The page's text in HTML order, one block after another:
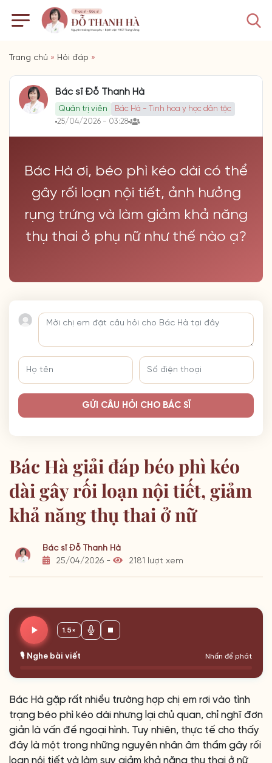
Trang chủ » Hỏi đáp »
Bác sĩ Đỗ Thanh Hà
Quản trị viên
Bác Hà - Tinh hoa y học dân tộc
25/04/2026 - 03:28
Bác Hà ơi, béo phì kéo dài có thể
gây rối loạn nội tiết, ảnh hưởng
rụng trứng và làm giảm khả năng
thụ thai ở phụ nữ như thế nào ạ?
GỬI CÂU HỎI CHO BÁC SĨ
Bác Hà giải đáp béo phì kéo
dài gây rối loạn nội tiết, giảm
khả năng thụ thai ở nữ
Bác sĩ Đỗ Thanh Hà
25/04/2026 -
2181 lượt xem
🎙️ Nghe bài viết Nhấn để phát
1.5×
Bác Hà gặp rất nhiều trường hợp chị em rơi vào tình
trạng béo phì kéo dài nhưng lại chủ quan, chỉ nghĩ đơn
giản là vấn đề ngoại hình. Tuy nhiên, thực tế cho thấy
đây là một trong những nguyên nhân âm thầm gây rối
loạn nội tiết và làm suy giảm khả năng thụ thai ở nữ